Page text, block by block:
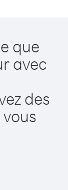
que
avec
des